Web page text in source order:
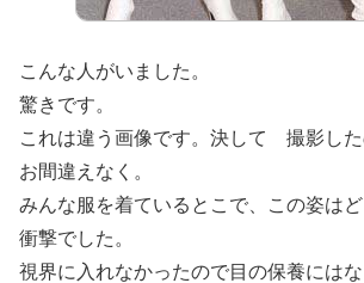
こんな人がいました。
驚きです。
これは違う画像です。決して 撮影し
お間違えなく。
みんな服を着ているとこで、この姿は
衝撃でした。
視界に入れなかったので目の保養にはな